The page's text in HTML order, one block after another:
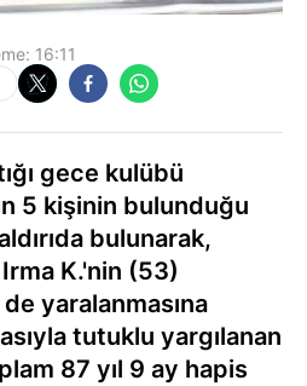
16:11
gece kulübü
5 kişinin bulunduğu
bulunarak,
K.'nin (53)
yaralanmasına
tutuklu yargılanan
87 yıl 9 ay hapis